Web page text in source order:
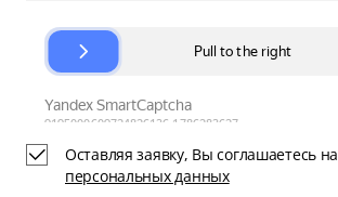
Оставляя заявку, Вы соглашаетесь на
персональных данных